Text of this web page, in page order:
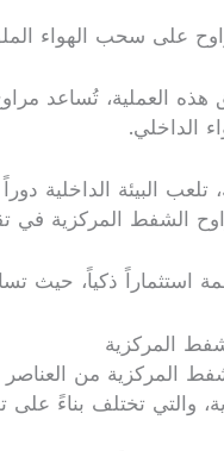
على سحب الهواء
العملية، تُساعد
الداخلي.
تلعب البيئة الداخلية
الشفط المركزية في
استثماراً ذكياً، حيث
المركزية
المركزية من
والتي تختلف بناءً على